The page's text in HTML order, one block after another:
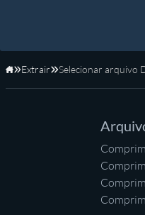
Início
Extrair Selecionar arquivo